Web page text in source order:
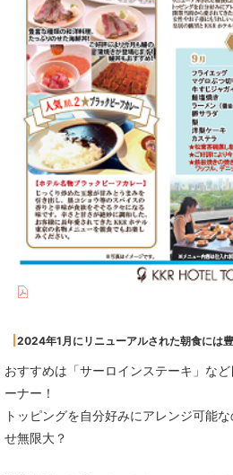
2024年1月にリニューアルされた朝食には
おすすめは「サーロインステーキ」な
ーナー！
トッピングを自分好みにアレンジ可能
せ無限大？